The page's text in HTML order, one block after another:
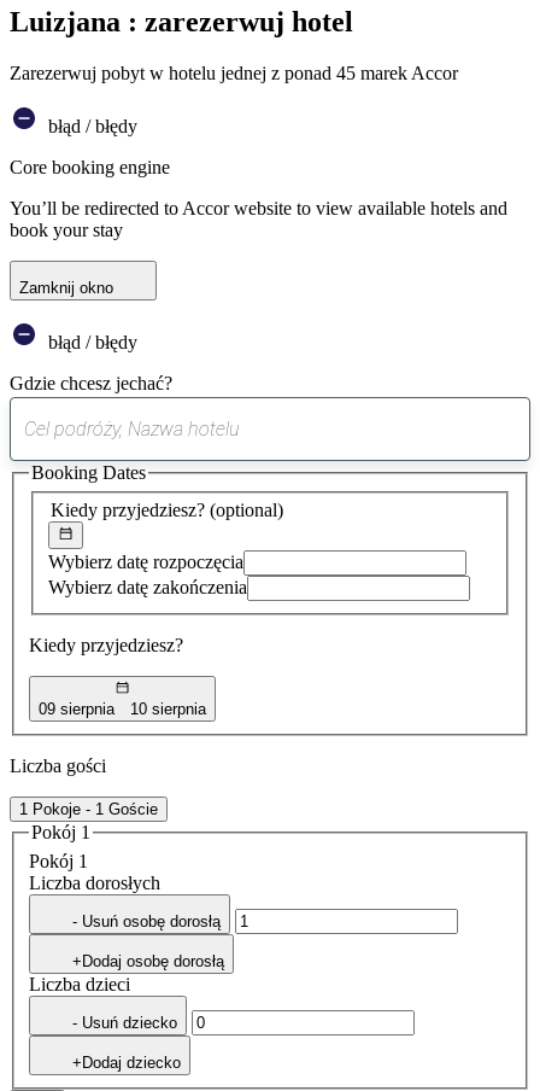
Luizjana : zarezerwuj hotel
Zarezerwuj pobyt w hotelu jednej z ponad 45 marek Accor
błąd / błędy
Core booking engine
You’ll be redirected to Accor website to view available hotels and
book your stay
Zamknij okno
błąd / błędy
Gdzie chcesz jechać?
sugestia
została
znaleziona
Kiedy przyjedziesz? (optional)
Wybierz datę rozpoczęcia
Wybierz datę zakończenia
Kiedy przyjedziesz?
09 sierpnia 10 sierpnia
Booking Dates
Liczba gości
1 Pokoje - 1 Goście
Pokój 1
Pokój 1
Liczba dorosłych
- Usuń osobę dorosłą
+Dodaj osobę dorosłą
Liczba dzieci
- Usuń dziecko
+Dodaj dziecko